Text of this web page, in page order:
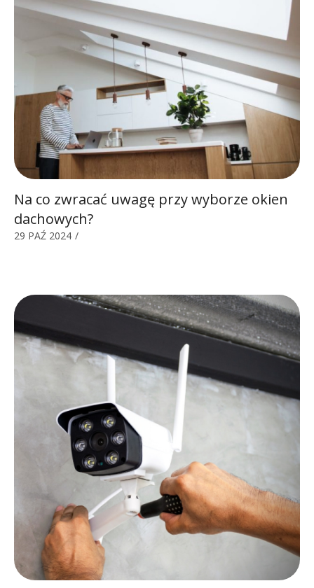
Na co zwracać uwagę przy wyborze okien
dachowych?
29 PAŹ 2024 /